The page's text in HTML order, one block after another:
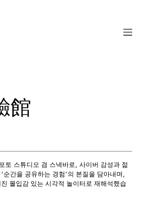
토 스튜디오 겸 스낵바로, 사이버 감성과 젊
간을 공유하는 경험’의 본질을 담아내며,
몰입감 있는 시각적 놀이터로 재해석했습
館